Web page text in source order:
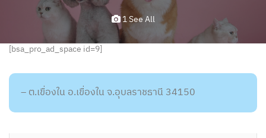
1 See All
[bsa_pro_ad_space id=9]
– ต.เขื่องใน อ.เขื่องใน จ.อุบลราชธานี 34150